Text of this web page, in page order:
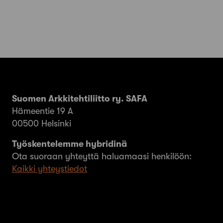
Suomen Arkkitehtiliitto ry. SAFA
Hämeentie 19 A
00500 Helsinki
Työskentelemme hybridinä
Ota suoraan yhteyttä haluamaasi henkilöön:
Kaikki yhteystiedot